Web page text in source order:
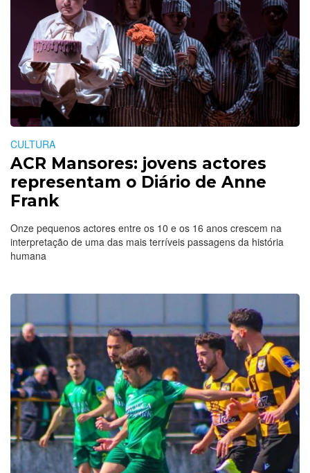
CULTURA
ACR Mansores: jovens actores
representam o Diário de Anne
Frank
Onze pequenos actores entre os 10 e os 16 anos crescem na
interpretação de uma das mais terríveis passagens da história
humana